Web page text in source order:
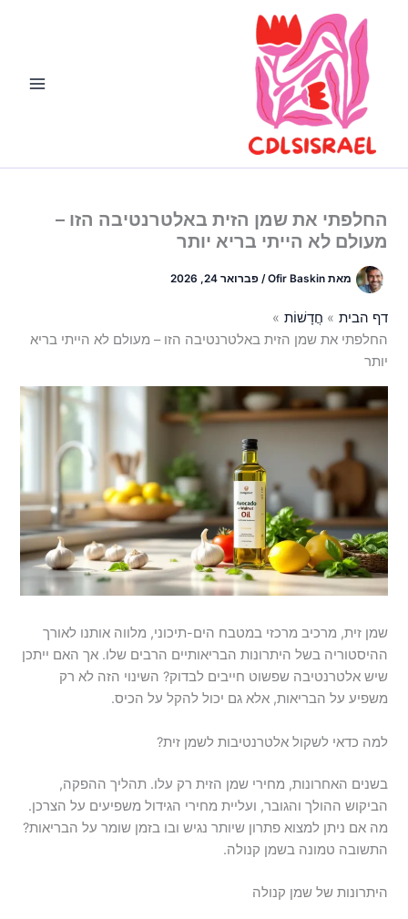
החלפתי את שמן הזית באלטרנטיבה הזו –
מעולם לא הייתי בריא יותר
מאתOfir Baskin
/פברואר 24, 2026
דף הבית
חֲדָשׁוֹת
החלפתי את שמן הזית באלטרנטיבה הזו – מעולם לא הייתי בריא
יותר
שמן זית, מרכיב מרכזי במטבח הים-תיכוני, מלווה אותנו לאורך
ההיסטוריה בשל היתרונות הבריאותיים הרבים שלו. אך האם ייתכן
שיש אלטרנטיבה שפשוט חייבים לבדוק? השינוי הזה לא רק
משפיע על הבריאות, אלא גם יכול להקל על הכיס.
למה כדאי לשקול אלטרנטיבות לשמן זית?
בשנים האחרונות, מחירי שמן הזית רק עלו. תהליך ההפקה,
הביקוש ההולך והגובר, ועליית מחירי הגידול משפיעים על הצרכן.
מה אם ניתן למצוא פתרון שיותר נגיש ובו בזמן שומר על הבריאות?
התשובה טמונה בשמן קנולה.
היתרונות של שמן קנולה